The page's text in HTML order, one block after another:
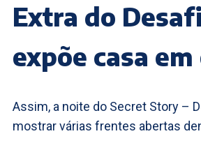
Extra do
expõe casa
Assim, a noite do Secret Story –
mostrar várias frentes abertas